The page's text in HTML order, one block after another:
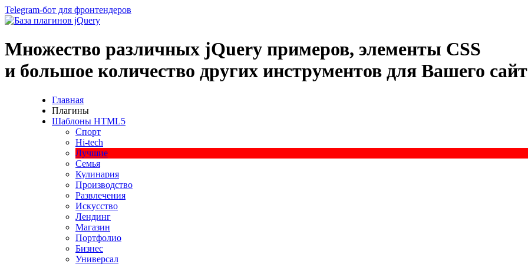
Telegram-бот для фронтендеров
Множество различных jQuery примеров, элементы CSS
и большое количество других инструментов для Вашего
Главная
Плагины
Шаблоны HTML5
Спорт
Hi-tech
Лучшие
Семья
Кулинария
Производство
Развлечения
Искусство
Лендинг
Магазин
Портфолио
Бизнес
Универсал